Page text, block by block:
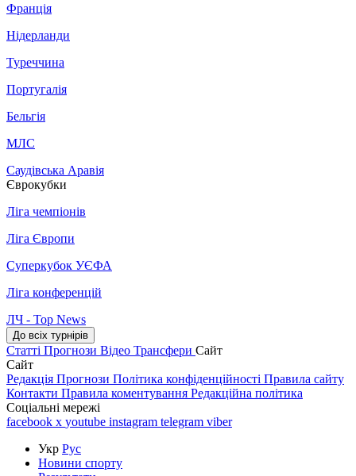
Франція
Нідерланди
Туреччина
Португалія
Бельгія
МЛС
Саудівська Аравія
Єврокубки
Ліга чемпіонів
Ліга Європи
Суперкубок УЄФА
Ліга конференцій
ЛЧ - Top News
До всіх турнірів
Статті Прогнози Відео Трансфери Сайт
Сайт
Редакція Прогнози Політика конфіденційності Правила сайту
Контакти Правила коментування Редакційна політика
Соціальні мережі
facebook x youtube instagram telegram viber
Укр Рус
Новини спорту